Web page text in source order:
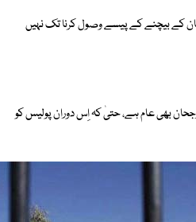
کے بیچنے کے پیسے وصول کرنا تک نہیں
بھی عام ہے، حتیٰ کہ اِس دوران پولیس کو